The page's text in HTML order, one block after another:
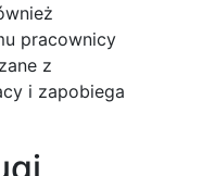
pracownicy
z
i zapobiega